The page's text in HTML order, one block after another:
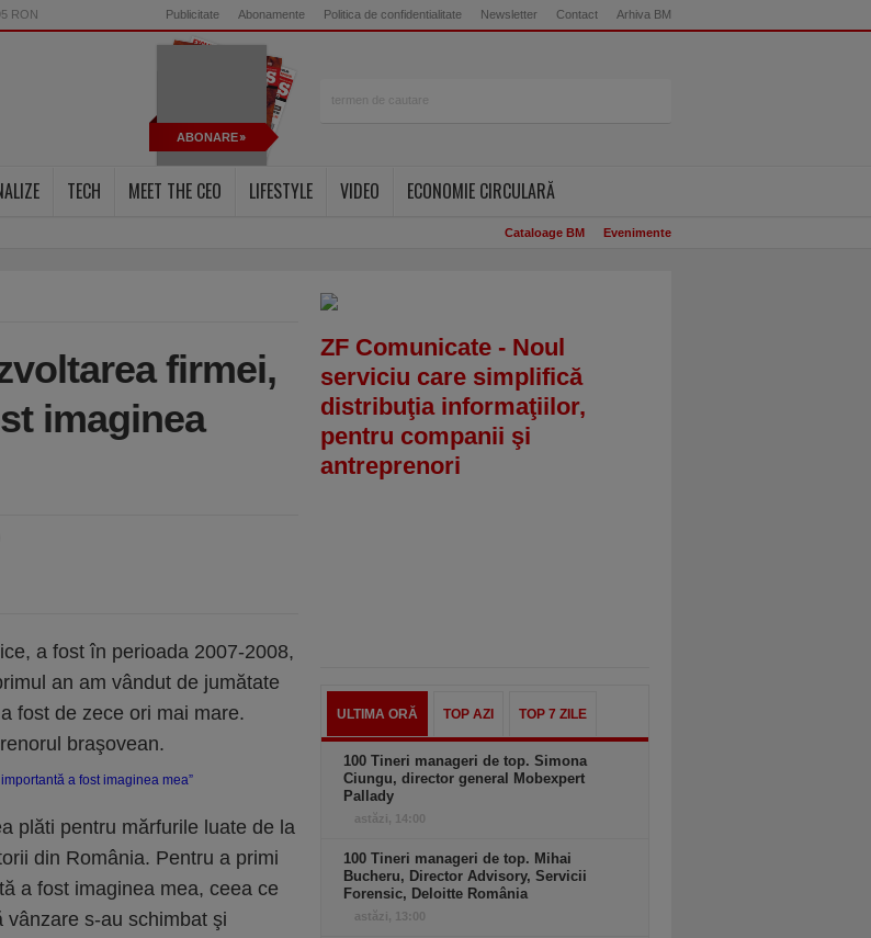
RON Publicitate Abonamente Politica de confidentialitate Newsletter Contact Arhiva BM
ABONARE
TECH MEET THE CEO LIFESTYLE VIDEO
ECONOMIE CIRCULARĂ
Cataloage BM Evenimente
firmei,
imaginea
a fost în perioada 2007-2008,
an am vândut de jumătate
fost de zece ori mai mare.
braşovean.
plăti pentru mărfurile luate de la
din România. Pentru a primi
a fost imaginea mea, ceea ce
s-au schimbat şi
ZF Comunicate - Noul
serviciu care simplifică
distribuţia informaţiilor,
pentru companii şi
antreprenori
ULTIMA ORĂ TOP AZI TOP 7 ZILE
100 Tineri manageri de top. Simona
Ciungu, director general Mobexpert
Pallady
astăzi, 14:00
100 Tineri manageri de top. Mihai
Bucheru, Director Advisory, Servicii
Forensic, Deloitte România
astăzi, 13:00